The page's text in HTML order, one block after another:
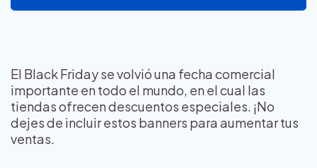
El Black Friday se volvió una fecha comercial
importante en todo el mundo, en el cual las
tiendas ofrecen descuentos especiales. ¡No
dejes de incluir estos banners para aumentar tus
ventas.